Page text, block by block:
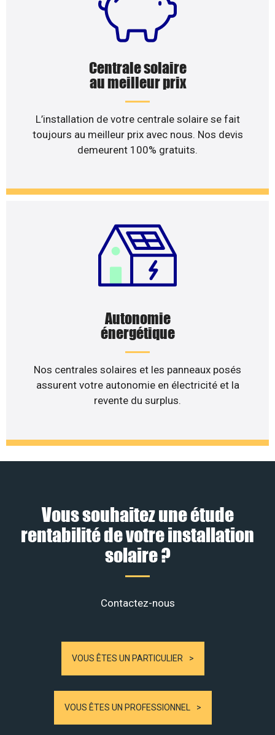
Centrale solaire
au meilleur prix
L’installation de votre centrale solaire se fait
toujours au meilleur prix avec nous. Nos devis
demeurent 100% gratuits.
Autonomie
énergétique
Nos centrales solaires et les panneaux posés
assurent votre autonomie en électricité et la
revente du surplus.
Vous souhaitez une étude
rentabilité de votre installation
solaire ?
Contactez-nous
VOUS ÊTES UN PARTICULIER
VOUS ÊTES UN PROFESSIONNEL